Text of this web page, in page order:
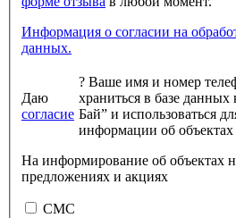
Информация о согласии на обработку персональных
данных.
Даю
согласие
? Ваше имя и номер телефона
храниться в базе данных клиентов ООО “Бир
Бай” и использоваться
На информирование об объектах
предложениях и акциях
СМС